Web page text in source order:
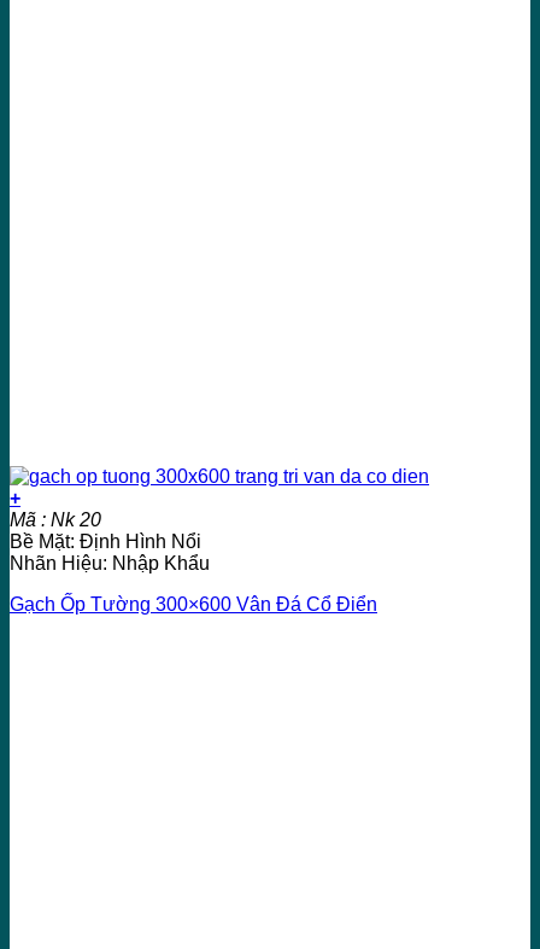
+
Mã : Nk 20
Bề Mặt: Định Hình Nổi
Nhãn Hiệu: Nhập Khẩu
Gạch Ốp Tường 300×600 Vân Đá Cổ Điển